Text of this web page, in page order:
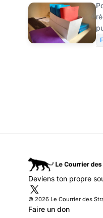
Deviens ton propre
© 2026 Le Courrier des
Faire un don